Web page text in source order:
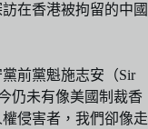
在香港被拘留的中國
前黨魁施志安（Sir
仍未有像美國制裁香
侵害者，我們卻像走